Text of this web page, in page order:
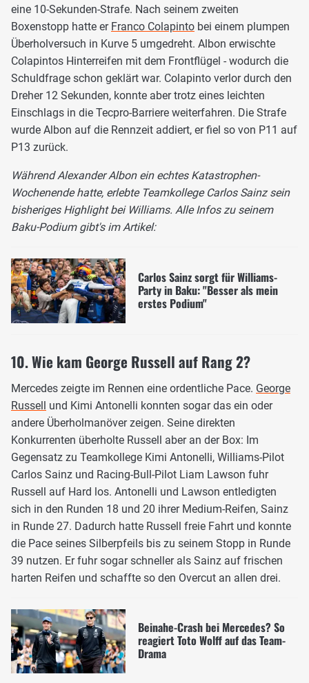
eine 10-Sekunden-Strafe. Nach seinem zweiten
Boxenstopp hatte er Franco Colapinto bei einem plumpen
Überholversuch in Kurve 5 umgedreht. Albon erwischte
Colapintos Hinterreifen mit dem Frontflügel - wodurch die
Schuldfrage schon geklärt war. Colapinto verlor durch den
Dreher 12 Sekunden, konnte aber trotz eines leichten
Einschlags in die Tecpro-Barriere weiterfahren. Die Strafe
wurde Albon auf die Rennzeit addiert, er fiel so von P11 auf
P13 zurück.
Während Alexander Albon ein echtes Katastrophen-
Wochenende hatte, erlebte Teamkollege Carlos Sainz sein
bisheriges Highlight bei Williams. Alle Infos zu seinem
Baku-Podium gibt's im Artikel:
Carlos Sainz sorgt für Williams-
Party in Baku: "Besser als mein
erstes Podium"
10. Wie kam George Russell auf Rang 2?
Mercedes zeigte im Rennen eine ordentliche Pace. George
Russell und Kimi Antonelli konnten sogar das ein oder
andere Überholmanöver zeigen. Seine direkten
Konkurrenten überholte Russell aber an der Box: Im
Gegensatz zu Teamkollege Kimi Antonelli, Williams-Pilot
Carlos Sainz und Racing-Bull-Pilot Liam Lawson fuhr
Russell auf Hard los. Antonelli und Lawson entledigten
sich in den Runden 18 und 20 ihrer Medium-Reifen, Sainz
in Runde 27. Dadurch hatte Russell freie Fahrt und konnte
die Pace seines Silberpfeils bis zu seinem Stopp in Runde
39 nutzen. Er fuhr sogar schneller als Sainz auf frischen
harten Reifen und schaffte so den Overcut an allen drei.
Beinahe-Crash bei Mercedes? So
reagiert Toto Wolff auf das Team-
Drama